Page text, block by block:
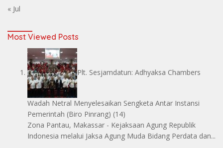
« Jul
Most Viewed Posts
Plt. Sesjamdatun: Adhyaksa Chambers
Wadah Netral Menyelesaikan Sengketa Antar Instansi
Pemerintah (Biro Pinrang) (14)
Zona Pantau, Makassar - Kejaksaan Agung Republik
Indonesia melalui Jaksa Agung Muda Bidang Perdata dan...